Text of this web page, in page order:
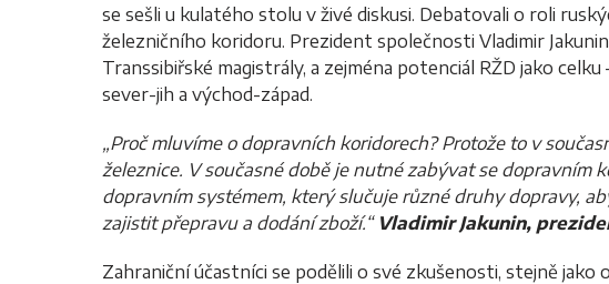
se sešli u kulatého stolu v živé diskusi. Debatovali o roli
železničního koridoru. Prezident společnosti Vladimir
Transsibiřské magistrály, a zejména potenciál RŽD jako
sever-jih a východ-západ.
„Proč mluvíme o dopravních koridorech? Protože to v
železnice. V současné době je nutné zabývat se dopravním
dopravním systémem, který slučuje různé druhy dopravy,
zajistit přepravu a dodání zboží.“ Vladimir Jakunin,
Zahraniční účastníci se podělili o své zkušenosti, stejně jako